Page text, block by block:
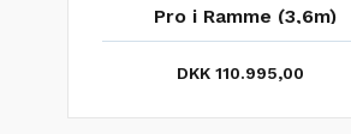
Pro i Ramme (3,6m)
DKK 110.995,00